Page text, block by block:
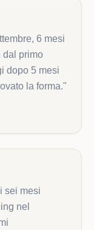
6 mesi
dal primo
dopo 5 mesi
la forma."
sei mesi
nel